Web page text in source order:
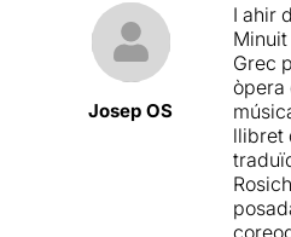
Toni
en
la veu
Una
Josep OS
I ahir
Grec
òpera
llibret